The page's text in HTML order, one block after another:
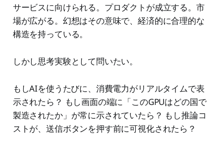
サービスに向けられる。プロダクトが成立する。市
場が広がる。幻想はその意味で、経済的に合理的な
構造を持っている。
しかし思考実験として問いたい。
もしAIを使うたびに、消費電力がリアルタイムで表
示されたら？ もし画面の端に「このGPUはどの国で
製造されたか」が常に示されていたら？ もし推論コ
ストが、送信ボタンを押す前に可視化されたら？